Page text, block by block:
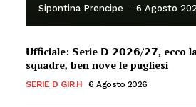
Sipontina Prencipe - 6 Agosto
𝗨fficiale: 𝗦erie 𝗗 𝟮𝟬𝟮𝟲/𝟮𝟳, ecco
squadre, ben nove le pugliesi
SERIE D GIR.H 6 Agosto 2026